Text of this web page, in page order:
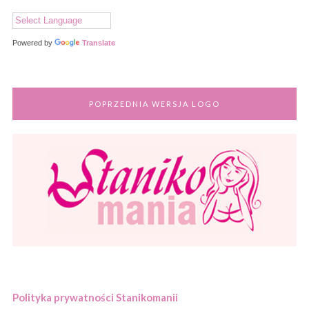
Powered by Translate
POPRZEDNIA WERSJA LOGO
Polityka prywatności Stanikomanii